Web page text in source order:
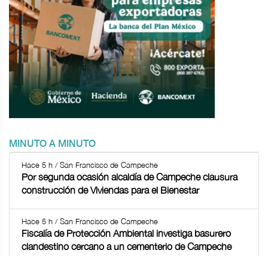
MINUTO A MINUTO
Hace 5 h / San Francisco de Campeche
Por segunda ocasión alcaldía de Campeche clausura
construcción de Viviendas para el Bienestar
Hace 5 h / San Francisco de Campeche
Fiscalía de Protección Ambiental investiga basurero
clandestino cercano a un cementerio de Campeche